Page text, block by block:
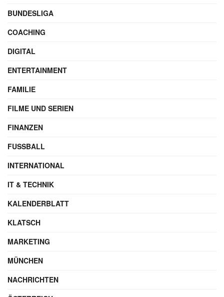
BUNDESLIGA
COACHING
DIGITAL
ENTERTAINMENT
FAMILIE
FILME UND SERIEN
FINANZEN
FUSSBALL
INTERNATIONAL
IT & TECHNIK
KALENDERBLATT
KLATSCH
MARKETING
MÜNCHEN
NACHRICHTEN